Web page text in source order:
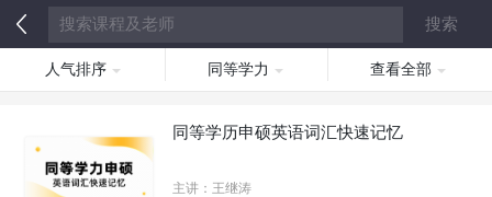
人气排序 同等学力 查看全部
同等学历申硕英语词汇快速记忆
主讲：王继涛